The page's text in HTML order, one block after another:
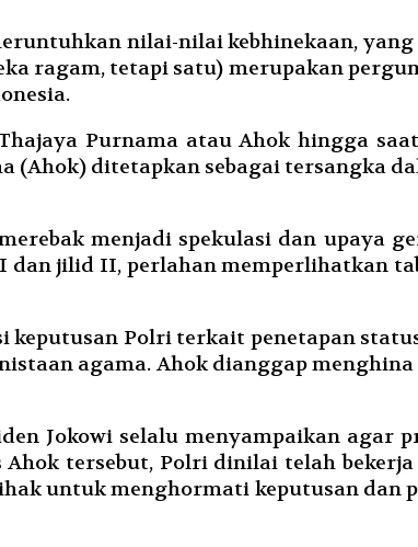
nilai-nilai kebhinekaan,
ragam, tetapi satu) merupakan
Purnama atau Ahok hingga
(Ahok) ditetapkan sebagai tersangka
menjadi spekulasi dan upaya
jilid II, perlahan memperlihatkan
Polri terkait penetapan
agama. Ahok dianggap
Jokowi selalu menyampaikan agar
tersebut, Polri dinilai telah
untuk menghormati keputusan dan